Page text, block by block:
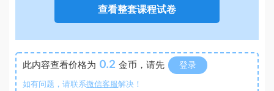
查看整套课程试卷
此内容查看价格为 0.2 金币，请先 登录
如有问题，请联系微信客服解决！